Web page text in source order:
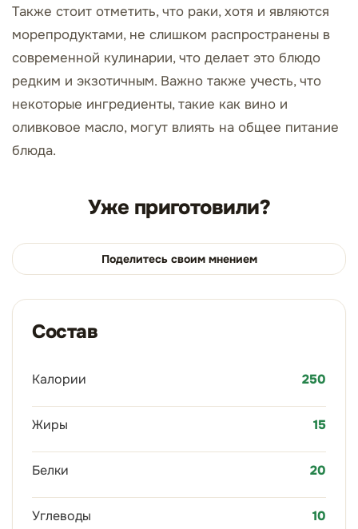
Также стоит отметить, что раки, хотя и являются
морепродуктами, не слишком распространены в
современной кулинарии, что делает это блюдо
редким и экзотичным. Важно также учесть, что
некоторые ингредиенты, такие как вино и
оливковое масло, могут влиять на общее питание
блюда.
Уже приготовили?
Поделитесь своим мнением
Состав
Калории 250
Жиры 15
Белки 20
Углеводы 10